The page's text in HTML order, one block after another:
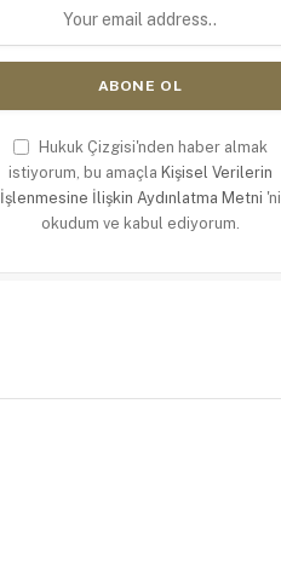
Hukuk Çizgisi'nden haber almak
istiyorum, bu amaçla Kişisel Verilerin
İşlenmesine İlişkin Aydınlatma Metni 'ni
okudum ve kabul ediyorum.